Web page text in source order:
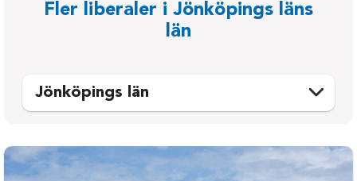
Fler liberaler i Jönköpings läns
län
Jönköpings län
Eksjö
Gislaved-Gnosjö
Tranås
Vaggeryd